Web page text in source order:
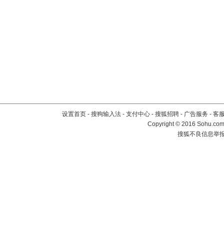
设置首页 - 搜狗输入法 - 支付中心 - 搜狐招聘 - 广告服务 - 客
Copyright©2016
搜狐不良信息举